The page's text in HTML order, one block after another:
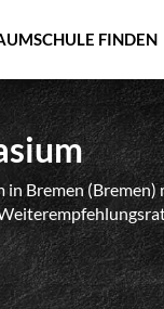
FINDEN
Bremen